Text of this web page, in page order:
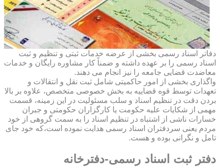
دفاتر اسناد رسمی بخشی از عرضه خدمات ثبتی و تنظیم و ثبت
اسناد رسمی را بر عهده داشته و ضمناً کار مشاوره رایگان و خدمات
معاضدت قضایی جامعه را نیز انجام می دهند.
واگذاری بخشی از امور حاکمیتی شامل ثبت نقل و انتقالات و
تعهدات توسط قوه قضاییه به بخش خصوصی متخصص، علاوه بر بالا
بردن دقت در تنظیم اسناد و سلب مسئولیت در این زمینه، قسمت
مهمی از شکایات علیه حکومت یا کارگزاران حکومتی و جبران
خسارات ناشی از اشتباه در تنظیم اسناد را به سمت گروهی از خود
مردم یعنی سردفتران اسناد رسمی هدایت نموده است،که خود جای
تامل و نگرانی بوده و هست.
دفتر ثبت اسناد رسمی-دفترخانه